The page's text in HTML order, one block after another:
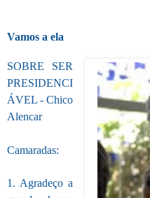
Vamos a ela
SOBRE SER
PRESIDENCI
ÁVEL - Chico
Alencar
Camaradas:
1. Agradeço a